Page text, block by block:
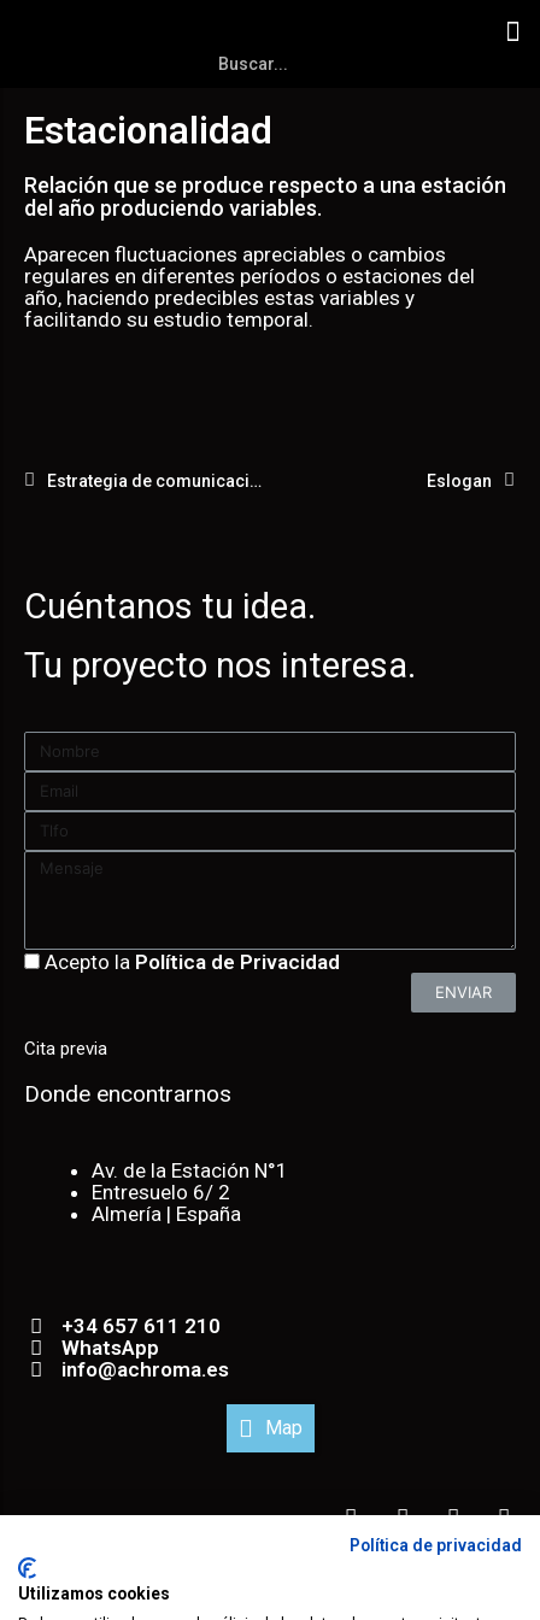
Estacionalidad
Relación que se produce respecto a una estación
del año produciendo variables.
Aparecen fluctuaciones apreciables o cambios
regulares en diferentes períodos o estaciones del
año, haciendo predecibles estas variables y
facilitando su estudio temporal.
Estrategia de comunicación Eslogan
Cuéntanos tu idea.
Tu proyecto nos interesa.
Acepto la Política de Privacidad
ENVIAR
Cita previa
Donde encontrarnos
Av. de la Estación N°1
Entresuelo 6/ 2
Almería | España
+34 657 611 210
WhatsApp
info@achroma.es
Map
® 2023 todos los derechos reservados.
Política de privacidad
Utilizamos cookies